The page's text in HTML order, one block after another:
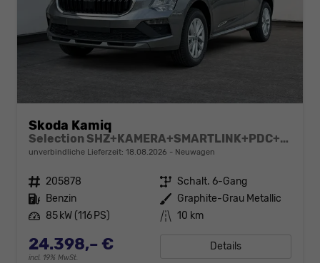
Skoda Kamiq
Selection SHZ+KAMERA+SMARTLINK+PDC+LED+16" ALU
unverbindliche Lieferzeit: 18.08.2026 Neuwagen
Fahrzeugnr. 205878 Getriebe Schalt. 6-Gang
Kraftstoff Benzin Außenfarbe Graphite-Grau Metallic
Leistung 85 kW (116 PS) Kilometerstand 10 km
24.398,– €
incl. 19% MwSt.
Details